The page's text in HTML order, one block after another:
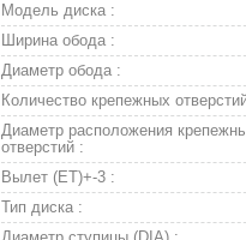
Модель диска :
Ширина обода :
Диаметр обода :
Количество крепежных
Диаметр расположения
отверстий :
Вылет (ET)+-3 :
Тип диска :